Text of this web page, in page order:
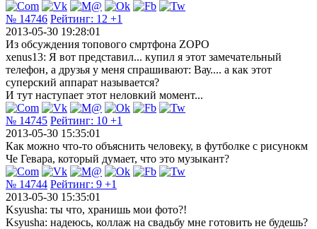
№ 14746 Рейтинг: 12 +1
2013-05-30 19:28:01
Из обсуждения топового смртфона ZOPO
xenus13: Я вот представил... купил я этот замечательный
телефон, а друзья у меня спрашивают: Вау.... а как этот
суперский аппарат называется?
И тут наступает этот неловкий момент...
№ 14745 Рейтинг: 10 +1
2013-05-30 15:35:01
Как можно что-то объяснить человеку, в футболке с рисунокм
Че Гевара, который думает, что это музыкант?
№ 14744 Рейтинг: 9 +1
2013-05-30 15:35:01
Ksyusha: ты что, хранишь мои фото?!
Ksyusha: надеюсь, коллаж на свадьбу мне готовить не будешь?